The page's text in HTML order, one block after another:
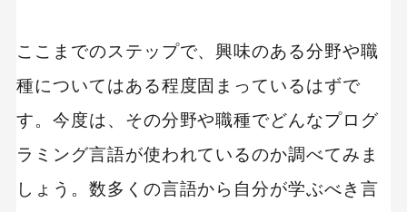
ここまでのステップで、興味のある分野や職
種についてはある程度固まっているはずで
す。今度は、その分野や職種でどんなプログ
ラミング言語が使われているのか調べてみま
しょう。数多くの言語から自分が学ぶべき言